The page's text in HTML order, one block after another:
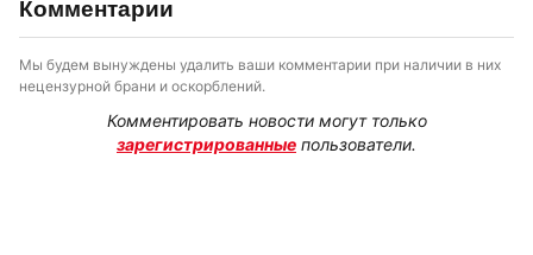
Комментарии
Мы будем вынуждены удалить ваши комментарии при наличии в них
нецензурной брани и оскорблений.
Комментировать новости могут только
зарегистрированные пользователи.